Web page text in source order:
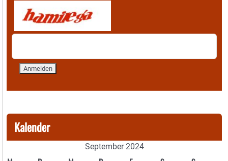
Kalender
September 2024